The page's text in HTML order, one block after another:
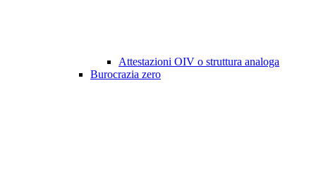
Attestazioni OIV o struttura analoga
Burocrazia zero